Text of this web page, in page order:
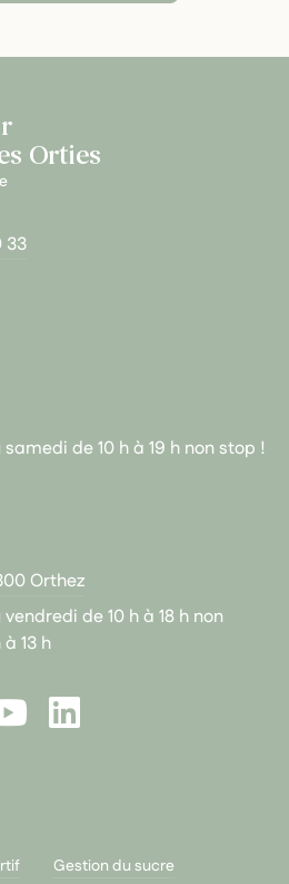
Orties
33
de 10 h à 19 h non stop !
Orthez
de 10 h à 18 h non
13 h
LinkedIn
Gestion du sucre